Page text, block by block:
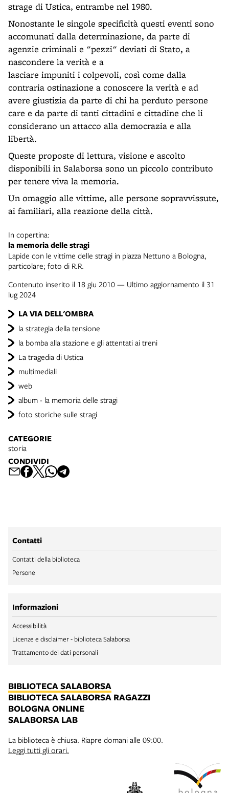
LA VIA DELL'OMBRA
la strategia della tensione
la bomba alla stazione e gli attentati ai treni
La tragedia di Ustica
multimediali
web
album - la memoria delle stragi
foto storiche sulle stragi
strage di Ustica, entrambe nel 1980.
Nonostante le singole specificità questi eventi sono
accomunati dalla determinazione, da parte di
agenzie criminali e "pezzi" deviati di Stato, a
nascondere la verità e a
lasciare impuniti i colpevoli, così come dalla
contraria ostinazione a conoscere la verità e ad
avere giustizia da parte di chi ha perduto persone
care e da parte di tanti cittadini e cittadine che li
considerano un attacco alla democrazia e alla
libertà.
Queste proposte di lettura, visione e ascolto
disponibili in Salaborsa sono un piccolo contributo
per tenere viva la memoria.
Un omaggio alle vittime, alle persone sopravvissute,
ai familiari, alla reazione della città.
In copertina:
la memoria delle stragi
Lapide con le vittime delle stragi in piazza Nettuno a Bologna,
particolare; foto di R.R.
Contenuto inserito il 18 giu 2010 — Ultimo aggiornamento il 31
lug 2024
CATEGORIE
storia
CONDIVIDI
Contatti
Contatti della biblioteca
Persone
Informazioni
Accessibilità
Licenze e disclaimer - biblioteca Salaborsa
Trattamento dei dati personali
BIBLIOTECA SALABORSA
BIBLIOTECA SALABORSA RAGAZZI
BOLOGNA ONLINE
SALABORSA LAB
La biblioteca è chiusa. Riapre domani alle 09:00.
Leggi tutti gli orari.